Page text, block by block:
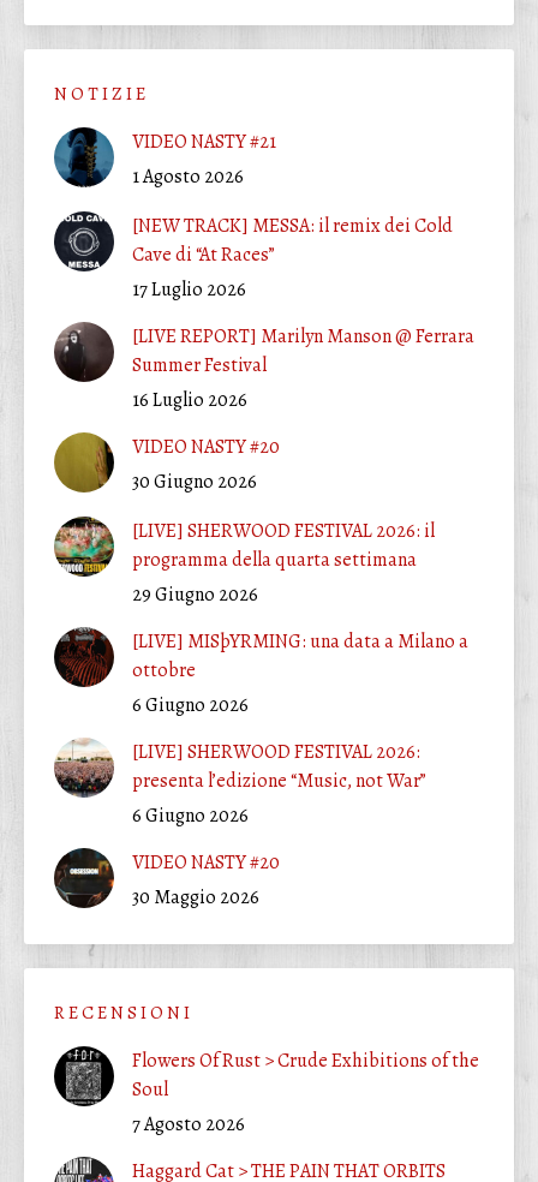
N O T I Z I E
VIDEO NASTY #21
1 Agosto 2026
[NEW TRACK] MESSA: il remix dei Cold
Cave di “At Races”
17 Luglio 2026
[LIVE REPORT] Marilyn Manson @ Ferrara
Summer Festival
16 Luglio 2026
VIDEO NASTY #20
30 Giugno 2026
[LIVE] SHERWOOD FESTIVAL 2026: il
programma della quarta settimana
29 Giugno 2026
[LIVE] MISþYRMING: una data a Milano a
ottobre
6 Giugno 2026
[LIVE] SHERWOOD FESTIVAL 2026:
presenta l’edizione “Music, not War”
6 Giugno 2026
VIDEO NASTY #20
30 Maggio 2026
R E C E N S I O N I
Flowers Of Rust > Crude Exhibitions of the
Soul
7 Agosto 2026
Haggard Cat > THE PAIN THAT ORBITS